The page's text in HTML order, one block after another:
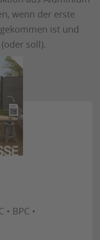
wenn der erste
ist und
soll).
BPC •